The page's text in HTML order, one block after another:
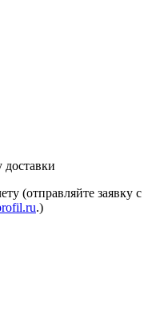
(отправляйте заявку с
.)